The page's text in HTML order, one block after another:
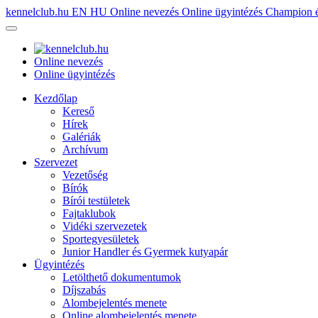
kennelclub.hu EN HU Online nevezés Online ügyintézés Champion
Online nevezés
Online ügyintézés
Kezdőlap
Kereső
Hírek
Galériák
Archívum
Szervezet
Vezetőség
Bírók
Bírói testületek
Fajtaklubok
Vidéki szervezetek
Sportegyesületek
Junior Handler és Gyermek kutyapár
Ügyintézés
Letölthető dokumentumok
Díjszabás
Alombejelentés menete
Online alombejelentés menete